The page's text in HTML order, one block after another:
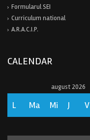
Formularul SEI
Curriculum national
A.R.A.C.I.P.
CALENDAR
august 2026
L Ma Mi J V